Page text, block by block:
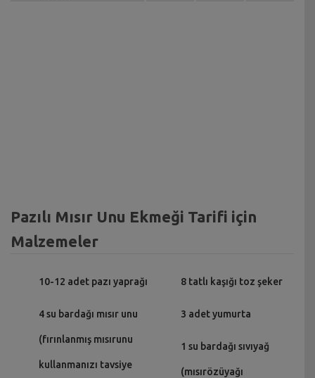
Pazılı Mısır Unu Ekmeği Tarifi için
Malzemeler
10-12 adet pazı yaprağı
4 su bardağı mısır unu
(fırınlanmış mısırunu
kullanmanızı tavsiye
8 tatlı kaşığı toz şeker
3 adet yumurta
1 su bardağı sıvıyağ
(mısırözüyağı